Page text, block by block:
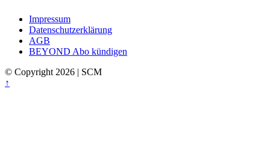
Impressum
Datenschutzerklärung
AGB
BEYOND Abo kündigen
© Copyright 2026 | SCM
Back
↑